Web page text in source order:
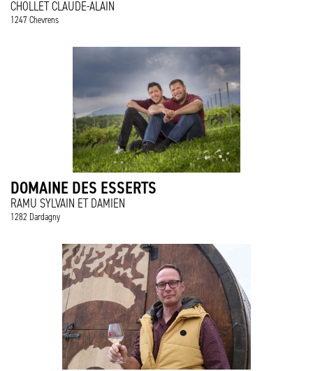
CHOLLET CLAUDE-ALAIN
1247 Chevrens
DOMAINE DES ESSERTS
RAMU SYLVAIN ET DAMIEN
1282 Dardagny